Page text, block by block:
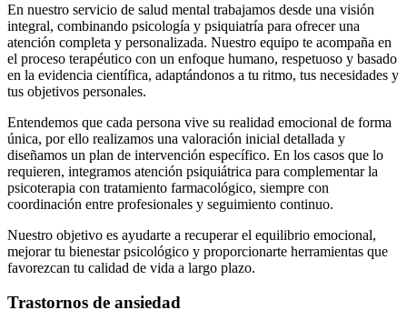
En nuestro servicio de salud mental trabajamos desde una visión
integral, combinando psicología y psiquiatría para ofrecer una
atención completa y personalizada. Nuestro equipo te acompaña en
el proceso terapéutico con un enfoque humano, respetuoso y basado
en la evidencia científica, adaptándonos a tu ritmo, tus necesidades y
tus objetivos personales.
Entendemos que cada persona vive su realidad emocional de forma
única, por ello realizamos una valoración inicial detallada y
diseñamos un plan de intervención específico. En los casos que lo
requieren, integramos atención psiquiátrica para complementar la
psicoterapia con tratamiento farmacológico, siempre con
coordinación entre profesionales y seguimiento continuo.
Nuestro objetivo es ayudarte a recuperar el equilibrio emocional,
mejorar tu bienestar psicológico y proporcionarte herramientas que
favorezcan tu calidad de vida a largo plazo.
Trastornos de ansiedad